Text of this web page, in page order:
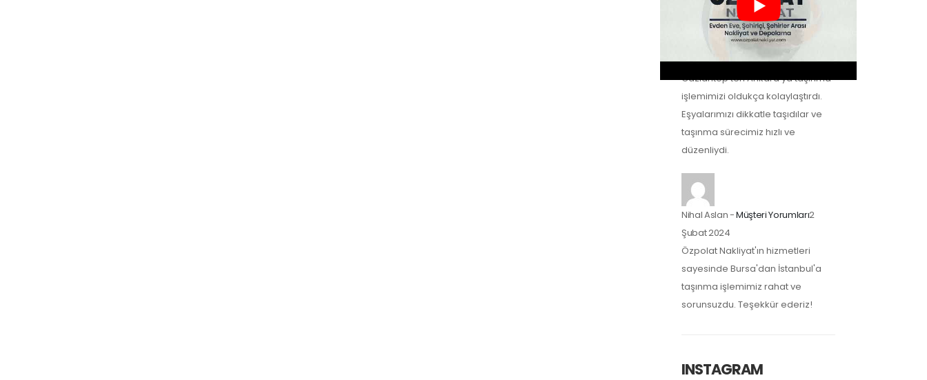
Zeynep Koç-Müşteri Yorumları
Özpolat Nakliyat ile çalışmak,
Gaziantep'ten Ankara'ya taşınma
işlemimizi oldukça kolaylaştırdı.
Eşyalarımızı dikkatle taşıdılar ve
taşınma sürecimiz hızlı ve
düzenliydi.
Nihal Aslan-Müşteri Yorumları2
Şubat 2024
Özpolat Nakliyat'ın hizmetleri
sayesinde Bursa'dan İstanbul'a
taşınma işlemimiz rahat ve
sorunsuzdu. Teşekkür ederiz!
INSTAGRAM